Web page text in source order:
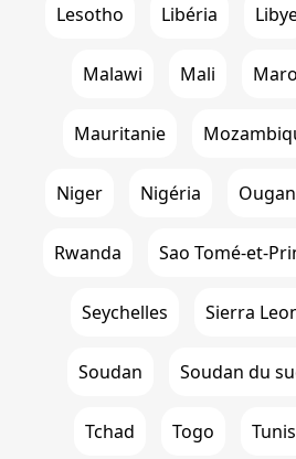
Lesotho Libéria
Malawi Mali
Mauritanie
Niger Nigéria
Rwanda Sao Tomé-et-
Seychelles Sierra
Soudan Soudan du
Tchad Togo